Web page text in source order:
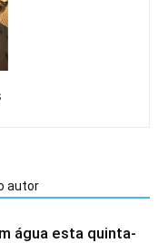
autor
água esta quinta-